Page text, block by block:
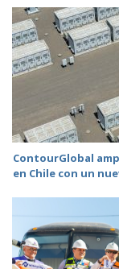
ContourGlobal
en Chile con un